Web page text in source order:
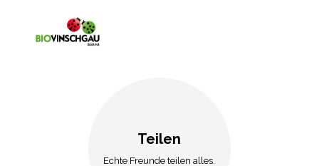
Teilen
Echte Freunde teilen alles.